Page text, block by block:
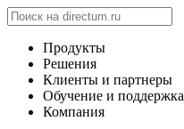
Продукты
Решения
Клиенты и партнеры
Обучение и поддержка
Компания